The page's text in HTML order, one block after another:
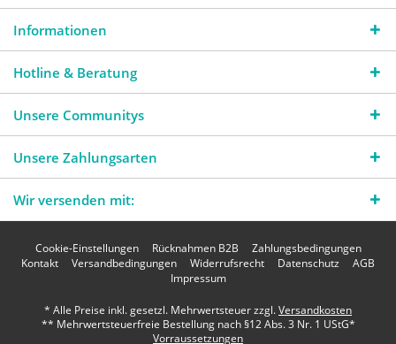
Informationen
Hotline & Beratung
Unsere Communitys
Unsere Zahlungsarten
Wir versenden mit:
Cookie-Einstellungen Rücknahmen B2B
Zahlungsbedingungen
Kontakt
Versandbedingungen Widerrufsrecht Datenschutz
AGB
Impressum
* Alle Preise inkl. gesetzl. Mehrwertsteuer zzgl.Versandkosten
** Mehrwertsteuerfreie Bestellung nach §12 Abs. 3 Nr. 1 UStG*
Vorraussetzungen